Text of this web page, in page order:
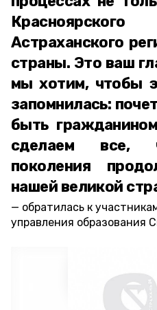
Астраханского
страны. Это ваш
мы хотим, чтобы
запомнилась:
быть
сделаем все,
поколения
нашей великой
обратилась к
управления образования